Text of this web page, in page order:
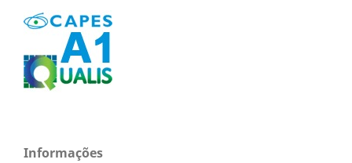
Informações